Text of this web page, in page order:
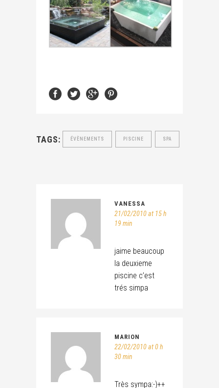
TAGS: ÉVÈNEMENTS PISCINE SPA
VANESSA
21/02/2010 at 15 h
19 min
jaime beaucoup
la deuxieme
piscine c’est
trés simpa
MARION
22/02/2010 at 0 h
30 min
Très sympa:-)++